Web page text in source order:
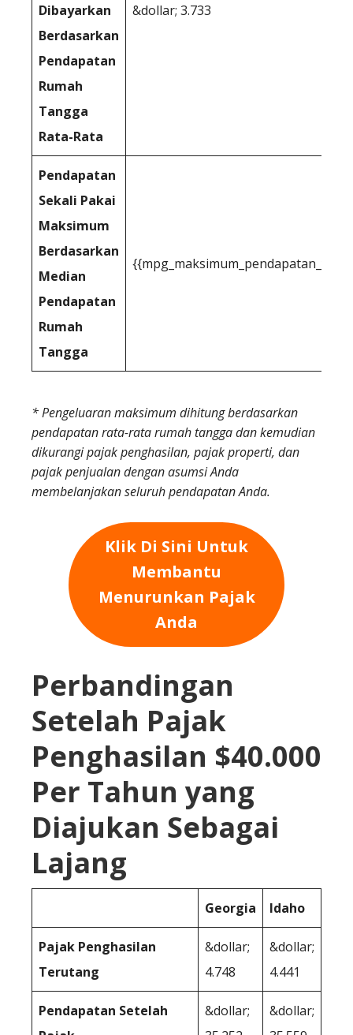
Dibayarkan
Berdasarkan
Pendapatan
Rumah
Tangga
Rata-Rata
&dollar; 3.733
Pendapatan
Sekali Pakai
Maksimum
Berdasarkan
Median
Pendapatan
Rumah
Tangga
* Pengeluaran maksimum dihitung berdasarkan
pendapatan rata-rata rumah tangga dan kemudian
dikurangi pajak penghasilan, pajak properti, dan
pajak penjualan dengan asumsi Anda
membelanjakan seluruh pendapatan Anda.
Klik Di Sini Untuk
Membantu
Menurunkan Pajak
Anda
Perbandingan
Setelah Pajak
Penghasilan $40.000
Per Tahun yang
Diajukan Sebagai
Lajang
Georgia Idaho
Pajak Penghasilan
Terutang
&dollar;
4.748
&dollar;
4.441
Pendapatan Setelah
&dollar;
&dollar;